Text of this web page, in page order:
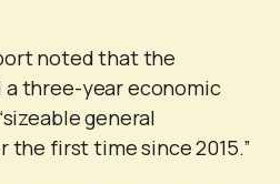
noted that the
three-year economic
general
first time since 2015.”